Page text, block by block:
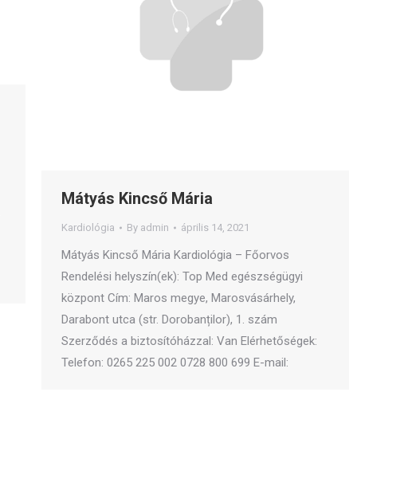
Mátyás Kincső Mária
Kardiológia By admin április 14, 2021
Mátyás Kincső Mária Kardiológia – Főorvos
Rendelési helyszín(ek): Top Med egészségügyi
központ Cím: Maros megye, Marosvásárhely,
Darabont utca (str. Dorobanților), 1. szám
Szerződés a biztosítóházzal: Van Elérhetőségek:
Telefon: 0265 225 002 0728 800 699 E-mail: